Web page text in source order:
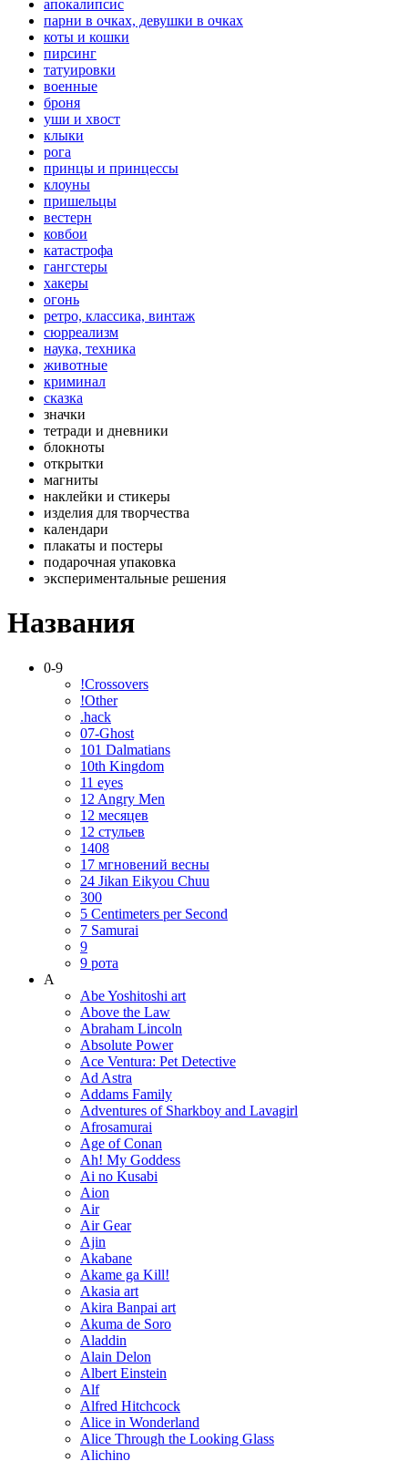
апокалипсис
парни в очках, девушки в очках
коты и кошки
пирсинг
татуировки
военные
броня
уши и хвост
клыки
рога
принцы и принцессы
клоуны
пришельцы
вестерн
ковбои
катастрофа
гангстеры
хакеры
огонь
ретро, классика, винтаж
сюрреализм
наука, техника
животные
криминал
сказка
значки
тетради и дневники
блокноты
открытки
магниты
наклейки и стикеры
изделия для творчества
календари
плакаты и постеры
подарочная упаковка
экспериментальные решения
Названия
0-9
!Crossovers
!Other
.hack
07-Ghost
101 Dalmatians
10th Kingdom
11 eyes
12 Angry Men
12 месяцев
12 стульев
1408
17 мгновений весны
24 Jikan Eikyou Chuu
300
5 Centimeters per Second
7 Samurai
9
9 рота
A
Abe Yoshitoshi art
Above the Law
Abraham Lincoln
Absolute Power
Ace Ventura: Pet Detective
Ad Astra
Addams Family
Adventures of Sharkboy and Lavagirl
Afrosamurai
Age of Conan
Ah! My Goddess
Ai no Kusabi
Aion
Air
Air Gear
Ajin
Akabane
Akame ga Kill!
Akasia art
Akira Banpai art
Akuma de Soro
Aladdin
Alain Delon
Albert Einstein
Alf
Alfred Hitchcock
Alice in Wonderland
Alice Through the Looking Glass
Alichino